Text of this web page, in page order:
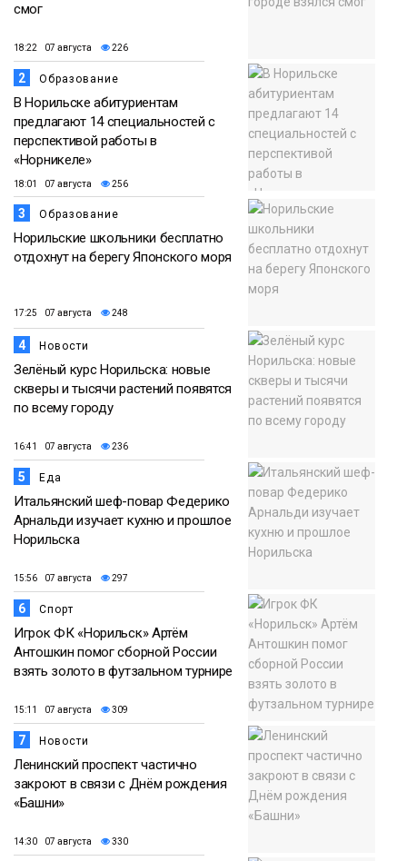
смог
18:22 07 августа 226
2 Образование
В Норильске абитуриентам
предлагают 14 специальностей с
перспективой работы в
«Норникеле»
18:01 07 августа 256
3 Образование
Норильские школьники бесплатно
отдохнут на берегу Японского моря
17:25 07 августа 248
4 Новости
Зелёный курс Норильска: новые
скверы и тысячи растений появятся
по всему городу
16:41 07 августа 236
5 Еда
Итальянский шеф-повар Федерико
Арнальди изучает кухню и прошлое
Норильска
15:56 07 августа 297
6 Спорт
Игрок ФК «Норильск» Артём
Антошкин помог сборной России
взять золото в футзальном турнире
15:11 07 августа 309
7 Новости
Ленинский проспект частично
закроют в связи с Днём рождения
«Башни»
14:30 07 августа 330